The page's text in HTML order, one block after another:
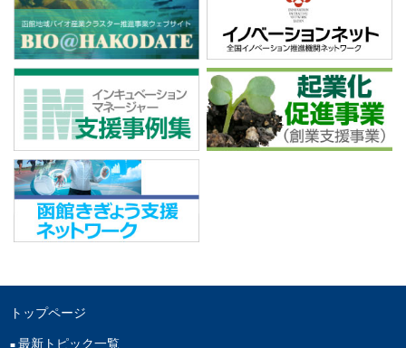
トップページ
最新トピック一覧